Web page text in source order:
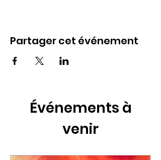
Partager cet événement
Événements à
venir